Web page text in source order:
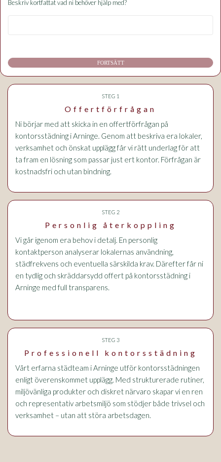
Beskriv kortfattat vad ni behöver hjälp med?
FORTSÄTT
STEG 1
Offertförfrågan
Ni börjar med att skicka in en offertförfrågan på
kontorsstädning i Arninge. Genom att beskriva era lokaler,
verksamhet och önskat upplägg får vi rätt underlag för att
ta fram en lösning som passar just ert kontor. Förfrågan är
kostnadsfri och utan bindning.
STEG 2
Personlig återkoppling
Vi går igenom era behov i detalj. En personlig
kontaktperson analyserar lokalernas användning,
städfrekvens och eventuella särskilda krav. Därefter får ni
en tydlig och skräddarsydd offert på kontorsstädning i
Arninge med full transparens.
STEG 3
Professionell kontorsstädning
Vårt erfarna städteam i Arninge utför kontorsstädningen
enligt överenskommet upplägg. Med strukturerade rutiner,
miljövänliga produkter och diskret närvaro skapar vi en ren
och representativ arbetsmiljö som stödjer både trivsel och
verksamhet – utan att störa arbetsdagen.